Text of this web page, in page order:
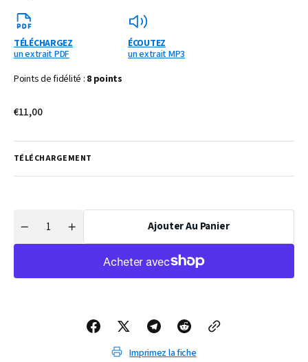
TÉLÉCHARGEZ
un extrait PDF
ÉCOUTEZ
un extrait MP3
Points de fidélité : 8 points
Prix
€11,00
TÉLÉCHARGEMENT
Réduire
Quantité
Augmenter
Ajouter Au Panier
Imprimez la fiche